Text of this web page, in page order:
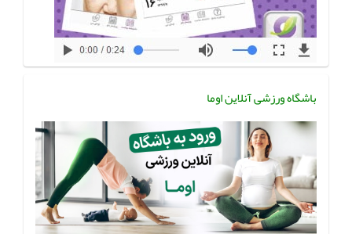
باشگاه ورزشی آنلاین اوما